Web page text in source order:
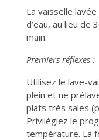
La vaisselle
d’eau, au lieu de
main.
Premiers réflexes :
Utilisez le lave-
plein et ne
plats très sales
Privilégiez le
température. La